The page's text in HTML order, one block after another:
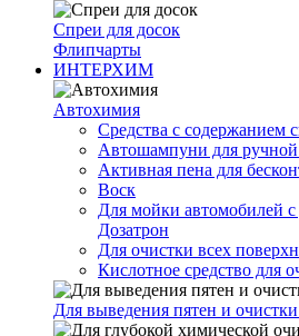
Спреи для досок
Флипчарты
ИНТЕРХИМ
Автохимия
Cредства с содержанием
Автошампуни для
Активная пена для
Воск
Для мойки автомобилей с
Дозатрон
Для очистки всех
Кислотное средство для
Для выведения пятен и